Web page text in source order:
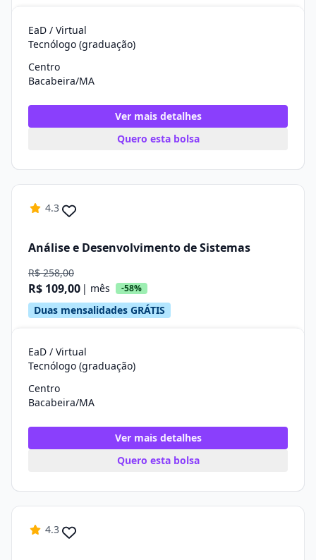
EaD / Virtual
Tecnólogo (graduação)
Centro
Bacabeira/MA
Ver mais detalhes
Quero esta bolsa
4.3
Análise e Desenvolvimento de Sistemas
R$ 258,00
R$ 109,00 | mês -58%
Duas mensalidades GRÁTIS
EaD / Virtual
Tecnólogo (graduação)
Centro
Bacabeira/MA
Ver mais detalhes
Quero esta bolsa
4.3